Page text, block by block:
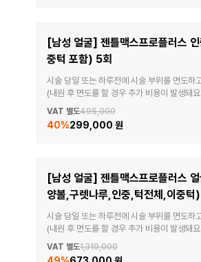
[남성 얼굴] 젠틀맥스프로플러스
중턱 포함) 5회
시술 당일 또는 하루전에 시술 부위를 면도하
(내원 후 면도를 할 경우 추가 비용이 발생돼
VAT 별도495,000
40%299,000 원
[남성 얼굴] 젠틀맥스프로플러스
양볼,구렛나루,인중,턱전체,이중턱
시술 당일 또는 하루전에 시술 부위를 면도하
(내원 후 면도를 할 경우 추가 비용이 발생돼
VAT 별도1,319,000